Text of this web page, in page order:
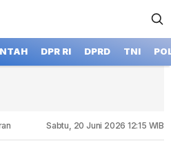
DPR RI DPRD TNI
Sabtu, 20 Juni 2026 12:15 WIB